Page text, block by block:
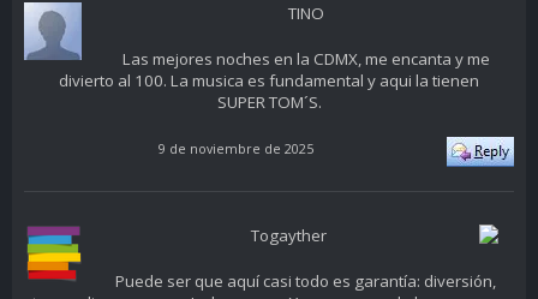
TINO
Las mejores noches en la CDMX, me encanta y me
divierto al 100. La musica es fundamental y aqui la tienen
SUPER TOM´S.
9 de noviembre de 2025
Togayther
Puede ser que aquí casi todo es garantía: diversión,